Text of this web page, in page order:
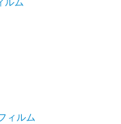
ィルム